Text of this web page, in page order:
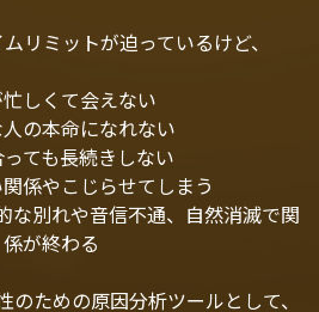
リミットが迫っているけど、
忙しくて会えない
人の本命になれない
っても長続きしない
係やこじらせてしまう
な別れや音信不通、自然消滅で関
係が終わる
ための原因分析ツールとして、